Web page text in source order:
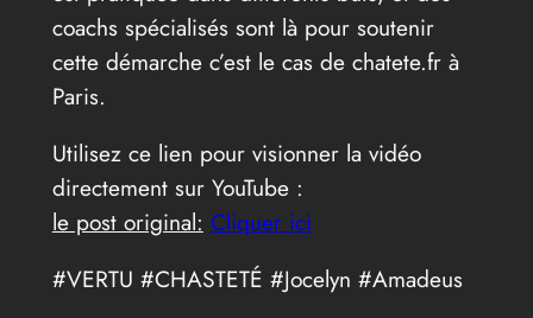
coachs spécialisés sont là pour soutenir
cette démarche c’est le cas de chatete.fr à
Paris.
Utilisez ce lien pour visionner la vidéo
directement sur YouTube :
le post original: Cliquer ici
#VERTU #CHASTETÉ #Jocelyn #Amadeus